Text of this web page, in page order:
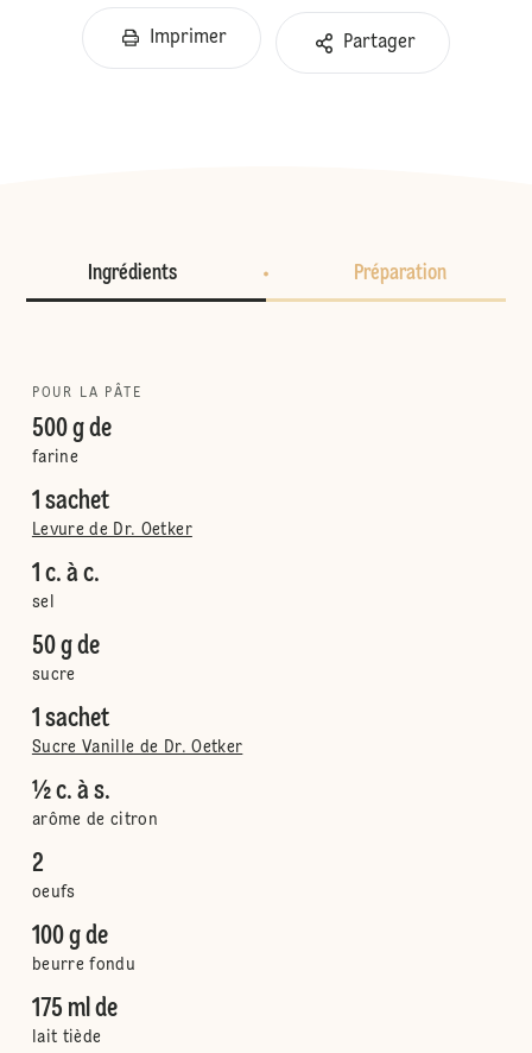
Imprimer Partager
Ingrédients Préparation
POUR LA PÂTE
500 g de
farine
1 sachet
Levure de Dr. Oetker
1 c. à c.
sel
50 g de
sucre
1 sachet
Sucre Vanille de Dr. Oetker
½ c. à s.
arôme de citron
2
oeufs
100 g de
beurre fondu
175 ml de
lait tiède